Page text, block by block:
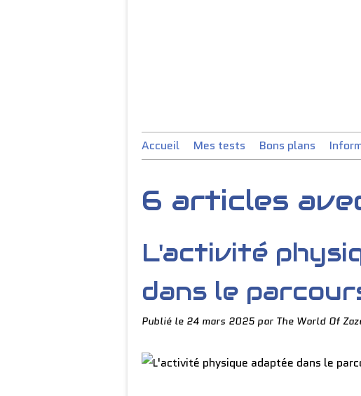
Accueil Mes tests Bons plans
6 articles
L'activité
dans le
Publié le 24 mars 2025 par The World Of